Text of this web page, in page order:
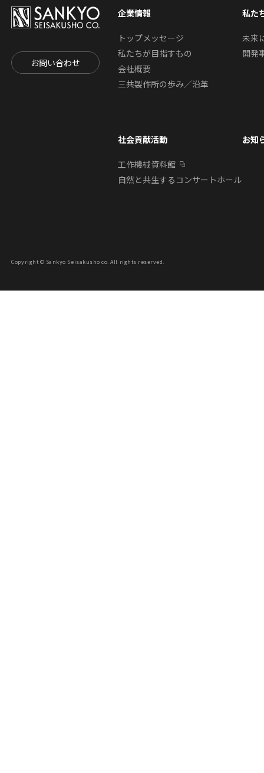
お問い合わせ
企業情報
トップメッセージ
私たちが目指すもの
会社概要
三共製作所の歩み／沿革
私た
未来
開発
社会貢献活動
工作機械資料館
自然と共生するコンサートホール
お知
Copyright © Sankyo Seisakusho co. All rights reserved.